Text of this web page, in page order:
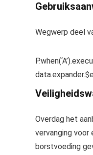
Wegwerp deel
Overdag het
vervanging voor
borstvoeding